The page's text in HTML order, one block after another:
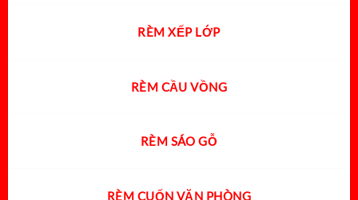
RÈM XẾP LỚP
RÈM CẦU VỒNG
RÈM SÁO GỖ
RÈM CUỐN VĂN PHÒNG